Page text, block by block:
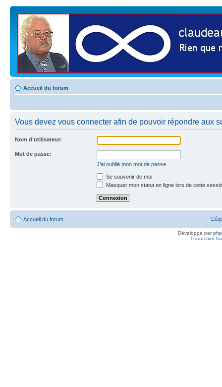
Accueil du forum
Vous devez vous connecter afin de pouvoir répondre aux
Nom d’utilisateur:
Mot de passe:
J’ai oublié mon mot de passe
Se souvenir de moi
Masquer mon statut en ligne lors de cette
Accueil du forum
Développé par
Traduction